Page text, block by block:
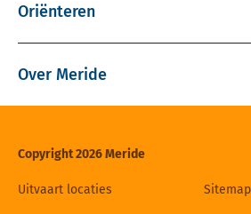
Oriënteren
Over Meride
Copyright 2026 Meride
Uitvaart locaties Sitemap